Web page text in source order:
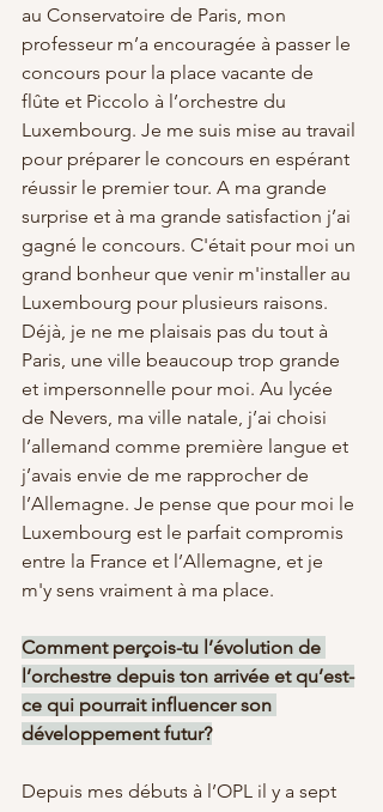
au Conservatoire de Paris, mon
professeur m’a encouragée à passer le
concours pour la place vacante de
flûte et Piccolo à l’orchestre du
Luxembourg. Je me suis mise au travail
pour préparer le concours en espérant
réussir le premier tour. A ma grande
surprise et à ma grande satisfaction j’ai
gagné le concours. C'était pour moi un
grand bonheur que venir m'installer au
Luxembourg pour plusieurs raisons.
Déjà, je ne me plaisais pas du tout à
Paris, une ville beaucoup trop grande
et impersonnelle pour moi. Au lycée
de Nevers, ma ville natale, j’ai choisi
l’allemand comme première langue et
j’avais envie de me rapprocher de
l’Allemagne. Je pense que pour moi le
Luxembourg est le parfait compromis
entre la France et l’Allemagne, et je
m'y sens vraiment à ma place.
Comment perçois-tu l’évolution de
l’orchestre depuis ton arrivée et qu’est-
ce qui pourrait influencer son
développement futur?
Depuis mes débuts à l’OPL il y a sept